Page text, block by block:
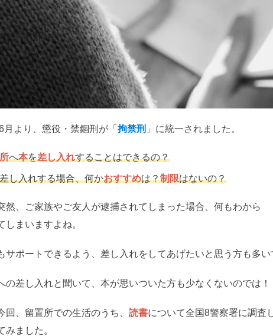
月より、懲役・禁錮刑が「拘禁刑 」に統一されました。
へ本を差し入れすることはできるの？
し入れする場合、何かおすすめは？制限はないの？
然、ご家族やご友人が逮捕されてしまった場合、何もわから
しまいますよね。
サポートできるよう、差し入れをしてあげたいと思う方も多い
の差し入れと聞いて、本が思いついた方も少なくないのでは！
回、留置所での生活のうち、読書について全国8警察署に調査
みました。